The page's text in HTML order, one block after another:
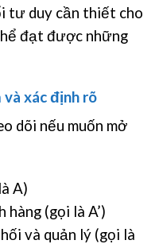
tư duy cần thiết cho
đạt được những
và xác định rõ
dõi nếu muốn mở
A)
(gọi là A’)
và quản lý (gọi là